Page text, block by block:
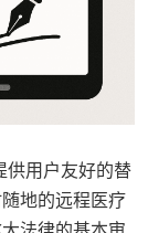
用户友好的替
地的远程医疗